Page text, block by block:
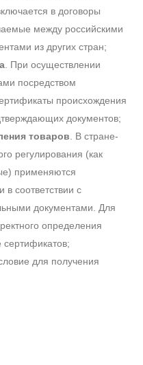
в договоры
между российскими
из других стран;
. При осуществлении
посредством
происхождения
документов;
товаров. В стране-
регулирования (как
применяются
соответствии с
документами. Для
определения
сертификатов;
для получения